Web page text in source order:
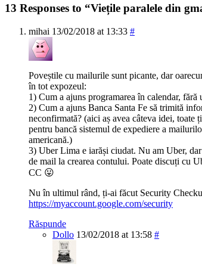
13 Responses to “Viețile paralele din
mihai 13/02/2018 at 13:33 #
Poveștile cu mailurile sunt picante, dar
în tot expozeul:
1) Cum a ajuns programarea în calendar,
2) Cum a ajuns Banca Santa Fe să trimită
neconfirmată? (aici aș avea câteva idei,
pentru bancă sistemul de expediere a
americană.)
3) Uber Lima e iarăși ciudat. Nu am Uber,
de mail la crearea contului. Poate discuți cu
CC 😛
Nu în ultimul rând, ți-ai făcut Security
https://myaccount.google.com/security
Răspunde
Dollo 13/02/2018 at 13:58 #